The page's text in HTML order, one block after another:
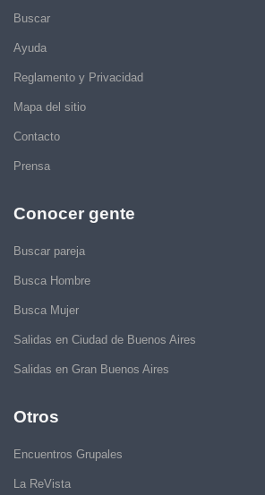
Buscar
Ayuda
Reglamento y Privacidad
Mapa del sitio
Contacto
Prensa
Conocer gente
Buscar pareja
Busca Hombre
Busca Mujer
Salidas en Ciudad de Buenos Aires
Salidas en Gran Buenos Aires
Otros
Encuentros Grupales
La ReVista